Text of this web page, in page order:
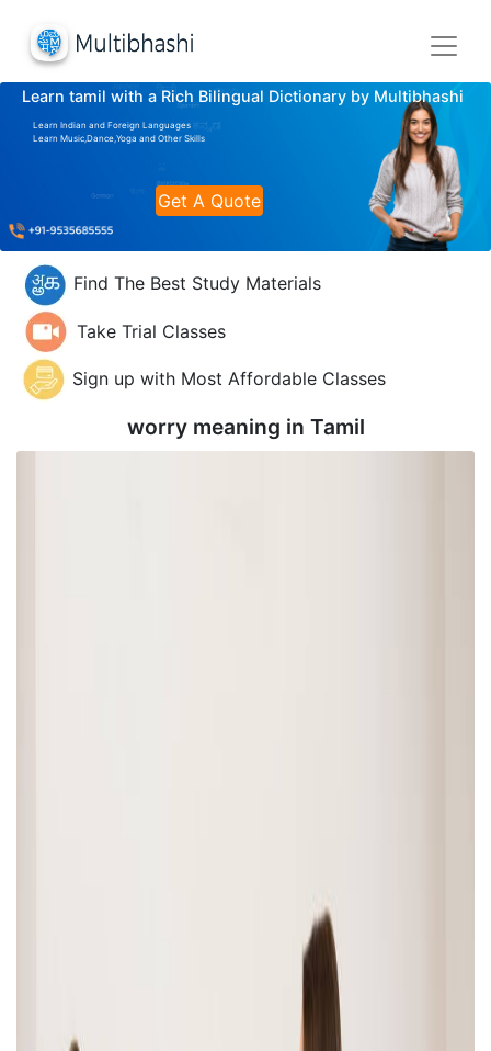
Learn tamil with a Rich Bilingual Dictionary by Multibhashi
Learn Indian and Foreign Languages
Learn Music,Dance,Yoga and Other Skills
Get A Quote
Find The Best Study Materials
Take Trial Classes
Sign up with Most Affordable Classes
worry meaning in Tamil